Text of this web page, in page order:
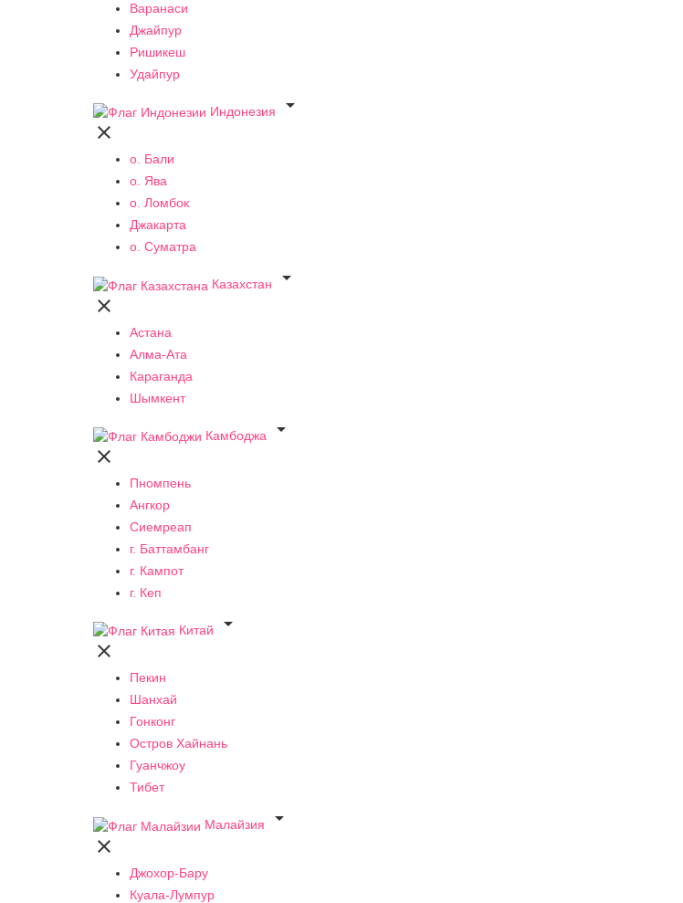
Варанаси
Джайпур
Ришикеш
Удайпур
Индонезия


о. Бали
о. Ява
о. Ломбок
Джакарта
о. Суматра
Казахстан


Астана
Алма-Ата
Караганда
Шымкент
Камбоджа


Пномпень
Ангкор
Сиемреап
г. Баттамбанг
г. Кампот
г. Кеп
Китай


Пекин
Шанхай
Гонконг
Остров Хайнань
Гуанчжоу
Тибет
Малайзия


Джохор-Бару
Куала-Лумпур